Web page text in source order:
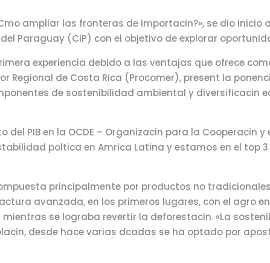
ampliar las fronteras de importacin?», se dio inicio
Paraguay (CIP) con el objetivo de explorar
experiencia debido a las ventajas que ofrece
Regional de Costa Rica (Procomer), present la
de sostenibilidad ambiental y diversificacin
PIB en la OCDE – Organizacin para la Cooperacin
poltica en Amrica Latina y estamos en el top
principalmente por productos no
avanzada, en los primeros lugares, con el agro
se lograba revertir la deforestacin. «La
desde hace varias dcadas se ha optado por